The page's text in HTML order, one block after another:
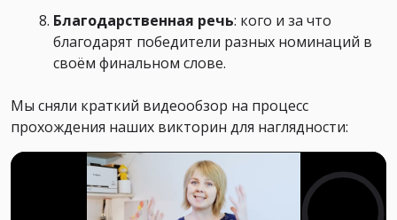
Благодарственная речь: кого и за что
благодарят победители разных номинаций в
своём финальном слове.
Мы сняли краткий видеообзор на процесс
прохождения наших викторин для наглядности: